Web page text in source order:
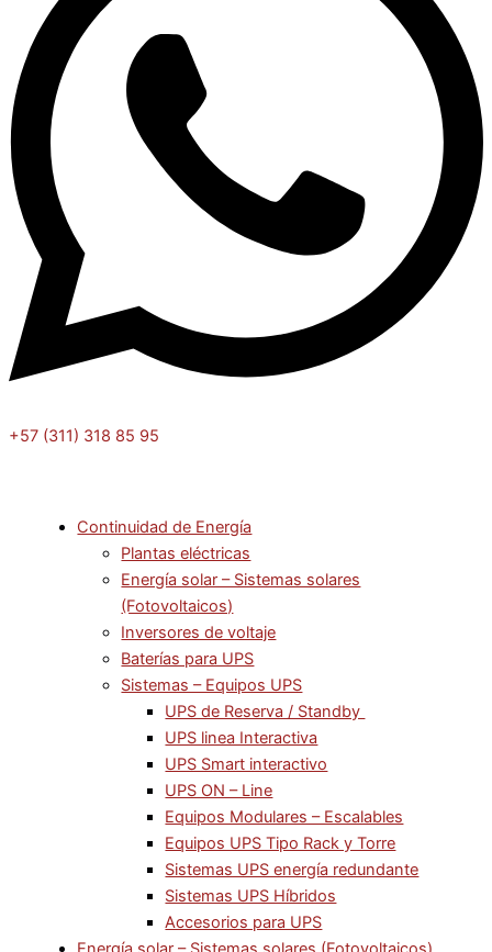
+57 (311) 318 85 95
Continuidad de Energía
Plantas eléctricas
Energía solar – Sistemas solares
(Fotovoltaicos)
Inversores de voltaje
Baterías para UPS
Sistemas – Equipos UPS
UPS de Reserva / Standby
UPS linea Interactiva
UPS Smart interactivo
UPS ON – Line
Equipos Modulares – Escalables
Equipos UPS Tipo Rack y Torre
Sistemas UPS energía redundante
Sistemas UPS Híbridos
Accesorios para UPS